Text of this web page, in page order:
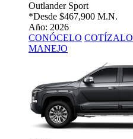
Outlander Sport
*Desde $467,900 M.N.
Año: 2026
CONÓCELO COTÍZALO
MANEJO